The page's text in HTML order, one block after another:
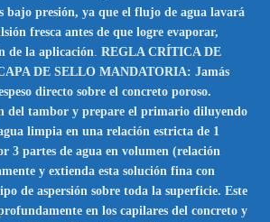
bajo presión, ya que el flujo de agua lavará
fresca antes de que logre evaporar,
de la aplicación REGLA CRÍTICA DE
DE SELLO MANDATORIA: Jamás
directo sobre el concreto poroso.
del tambor y prepare el primario diluyendo
limpia en una relación estricta de 1
3 partes de agua en volumen (relación
y extienda esta solución fina con
de aspersión sobre toda la superficie. Este
en los capilares del concreto y